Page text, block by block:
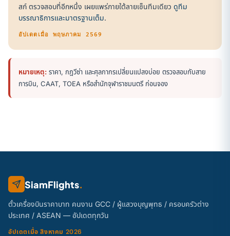
สก์ ตรวจสอบที่อีกหนึ่ง เผยแพร่ภายใต้ลายเซ็นทีมเดียว ดูทีม
บรรณาธิการและมาตรฐานเต็ม.
อัปเดตเมื่อ พฤษภาคม 2569
หมายเหตุ: ราคา, กฎวีซ่า และศุลกากรเปลี่ยนแปลงบ่อย ตรวจสอบกับสาย
การบิน, CAAT, TOEA หรือสำนักจุฬาราชมนตรี ก่อนจอง
SiamFlights.
ตั๋วเครื่องบินราคาบาท คนงาน GCC / ผู้แสวงบุญพุทธ / ครอบครัวต่าง
ประเทศ / ASEAN — อัปเดตทุกวัน
อัปเดตเมื่อ สิงหาคม 2026